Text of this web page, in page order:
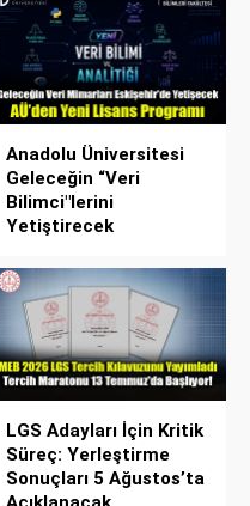
Anadolu Üniversitesi
Geleceğin “Veri
Bilimci"lerini
Yetiştirecek
LGS Adayları İçin Kritik
Süreç: Yerleştirme
Sonuçları 5 Ağustos’ta